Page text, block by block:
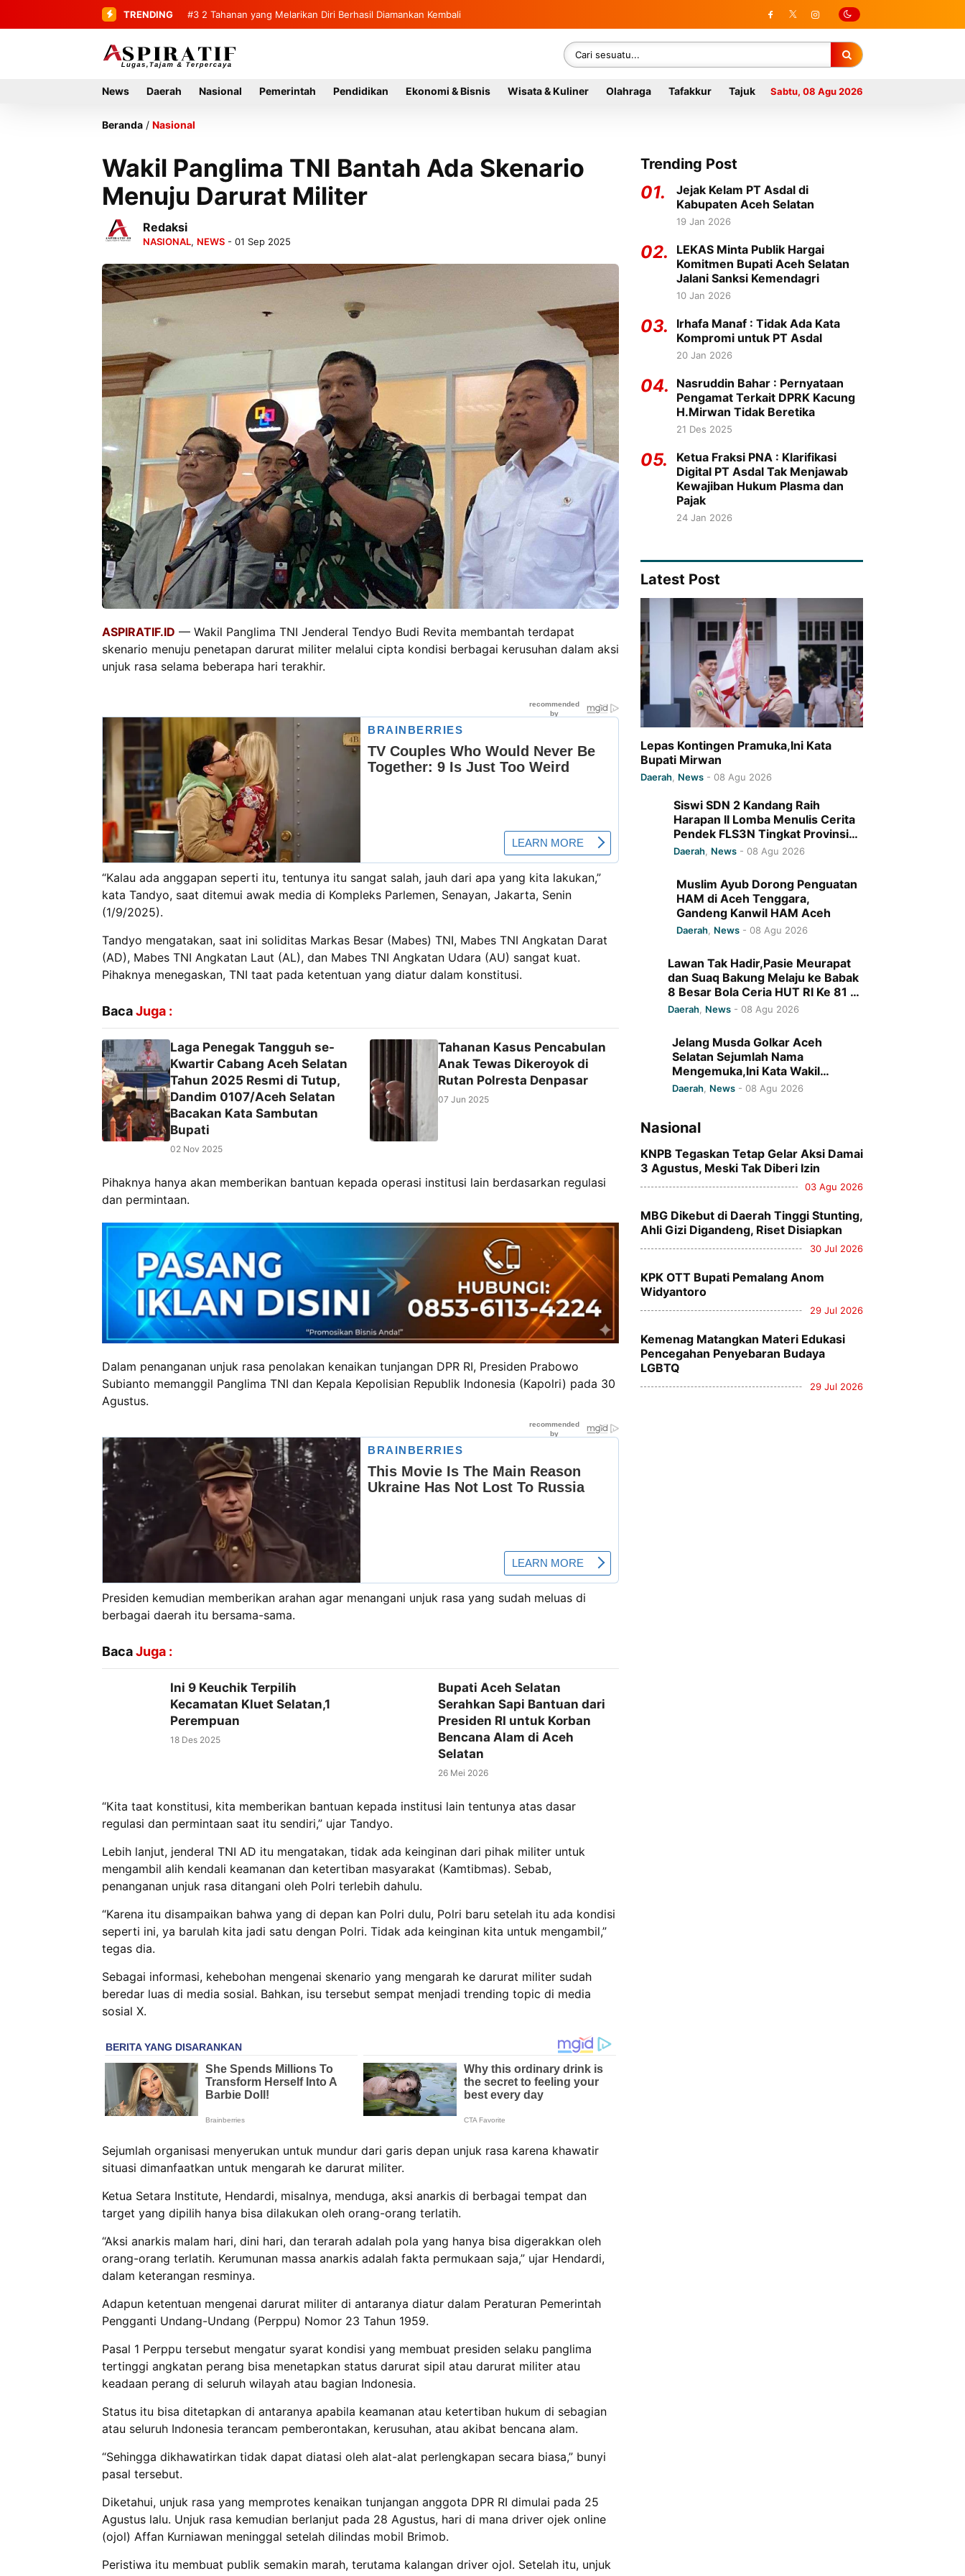
TRENDING #4 Penemuan Mayat Tanpa Identitas Gegerkan Warga Indra Damai Kluet Selatan
News Daerah Nasional Pemerintah Pendidikan Ekonomi & Bisnis Wisata & Kuliner Olahraga Tafakkur Tajuk Sabtu, 08 Agu 2026
Beranda / Nasional
Wakil Panglima TNI Bantah Ada Skenario
Menuju Darurat Militer
Redaksi
NASIONAL, NEWS - 01 Sep 2025
ASPIRATIF.ID — Wakil Panglima TNI Jenderal Tendyo Budi Revita membantah terdapat
skenario menuju penetapan darurat militer melalui cipta kondisi berbagai kerusuhan dalam aksi
unjuk rasa selama beberapa hari terakhir.
“Kalau ada anggapan seperti itu, tentunya itu sangat salah, jauh dari apa yang kita lakukan,”
kata Tandyo, saat ditemui awak media di Kompleks Parlemen, Senayan, Jakarta, Senin
(1/9/2025).
Tandyo mengatakan, saat ini soliditas Markas Besar (Mabes) TNI, Mabes TNI Angkatan Darat
(AD), Mabes TNI Angkatan Laut (AL), dan Mabes TNI Angkatan Udara (AU) sangat kuat.
Pihaknya menegaskan, TNI taat pada ketentuan yang diatur dalam konstitusi.
BacaJuga :
Laga Penegak Tangguh se-
Kwartir Cabang Aceh Selatan
Tahun 2025 Resmi di Tutup,
Dandim 0107/Aceh Selatan
Bacakan Kata Sambutan
Bupati
02 Nov 2025
Tahanan Kasus Pencabulan
Anak Tewas Dikeroyok di
Rutan Polresta Denpasar
07 Jun 2025
Pihaknya hanya akan memberikan bantuan kepada operasi institusi lain berdasarkan regulasi
dan permintaan.
Dalam penanganan unjuk rasa penolakan kenaikan tunjangan DPR RI, Presiden Prabowo
Subianto memanggil Panglima TNI dan Kepala Kepolisian Republik Indonesia (Kapolri) pada 30
Agustus.
Presiden kemudian memberikan arahan agar menangani unjuk rasa yang sudah meluas di
berbagai daerah itu bersama-sama.
BacaJuga :
Ini 9 Keuchik Terpilih
Kecamatan Kluet Selatan,1
Perempuan
18 Des 2025
Bupati Aceh Selatan
Serahkan Sapi Bantuan dari
Presiden RI untuk Korban
Bencana Alam di Aceh
Selatan
26 Mei 2026
“Kita taat konstitusi, kita memberikan bantuan kepada institusi lain tentunya atas dasar
regulasi dan permintaan saat itu sendiri,” ujar Tandyo.
Lebih lanjut, jenderal TNI AD itu mengatakan, tidak ada keinginan dari pihak militer untuk
mengambil alih kendali keamanan dan ketertiban masyarakat (Kamtibmas). Sebab,
penanganan unjuk rasa ditangani oleh Polri terlebih dahulu.
“Karena itu disampaikan bahwa yang di depan kan Polri dulu, Polri baru setelah itu ada kondisi
seperti ini, ya barulah kita jadi satu dengan Polri. Tidak ada keinginan kita untuk mengambil,”
tegas dia.
Sebagai informasi, kehebohan mengenai skenario yang mengarah ke darurat militer sudah
beredar luas di media sosial. Bahkan, isu tersebut sempat menjadi trending topic di media
sosial X.
Sejumlah organisasi menyerukan untuk mundur dari garis depan unjuk rasa karena khawatir
situasi dimanfaatkan untuk mengarah ke darurat militer.
Ketua Setara Institute, Hendardi, misalnya, menduga, aksi anarkis di berbagai tempat dan
target yang dipilih hanya bisa dilakukan oleh orang-orang terlatih.
“Aksi anarkis malam hari, dini hari, dan terarah adalah pola yang hanya bisa digerakkan oleh
orang-orang terlatih. Kerumunan massa anarkis adalah fakta permukaan saja,” ujar Hendardi,
dalam keterangan resminya.
Adapun ketentuan mengenai darurat militer di antaranya diatur dalam Peraturan Pemerintah
Pengganti Undang-Undang (Perppu) Nomor 23 Tahun 1959.
Pasal 1 Perppu tersebut mengatur syarat kondisi yang membuat presiden selaku panglima
tertinggi angkatan perang bisa menetapkan status darurat sipil atau darurat militer atau
keadaan perang di seluruh wilayah atau bagian Indonesia.
Status itu bisa ditetapkan di antaranya apabila keamanan atau ketertiban hukum di sebagian
atau seluruh Indonesia terancam pemberontakan, kerusuhan, atau akibat bencana alam.
“Sehingga dikhawatirkan tidak dapat diatasi oleh alat-alat perlengkapan secara biasa,” bunyi
pasal tersebut.
Diketahui, unjuk rasa yang memprotes kenaikan tunjangan anggota DPR RI dimulai pada 25
Agustus lalu. Unjuk rasa kemudian berlanjut pada 28 Agustus, hari di mana driver ojek online
(ojol) Affan Kurniawan meninggal setelah dilindas mobil Brimob.
Peristiwa itu membuat publik semakin marah, terutama kalangan driver ojol. Setelah itu, unjuk
Trending Post
01.
Jejak Kelam PT Asdal di
Kabupaten Aceh Selatan
19 Jan 2026
02.
LEKAS Minta Publik Hargai
Komitmen Bupati Aceh Selatan
Jalani Sanksi Kemendagri
10 Jan 2026
03.
Irhafa Manaf : Tidak Ada Kata
Kompromi untuk PT Asdal
20 Jan 2026
04.
Nasruddin Bahar : Pernyataan
Pengamat Terkait DPRK Kacung
H.Mirwan Tidak Beretika
21 Des 2025
05.
Ketua Fraksi PNA : Klarifikasi
Digital PT Asdal Tak Menjawab
Kewajiban Hukum Plasma dan
Pajak
24 Jan 2026
Latest Post
Lepas Kontingen Pramuka,Ini Kata
Bupati Mirwan
Daerah News - 08 Agu 2026
Siswi SDN 2 Kandang Raih
Harapan II Lomba Menulis Cerita
Pendek FLS3N Tingkat Provinsi
Aceh
Daerah News -08 Agu 2026
Muslim Ayub Dorong Penguatan
HAM di Aceh Tenggara,
Gandeng Kanwil HAM Aceh
Daerah News -08 Agu 2026
Lawan Tak Hadir,Pasie Meurapat
dan Suaq Bakung Melaju ke Babak
8 Besar Bola Ceria HUT RI Ke 81
Kecamatan Kluet Selatan Tahun
Daerah, News- 08 Agu 2026
Jelang Musda Golkar Aceh
Selatan Sejumlah Nama
Mengemuka,Ini Kata Wakil
Sekretaris DPD I Golkar Aceh
Daerah, News- 08 Agu 2026
Nasional
KNPB Tegaskan Tetap Gelar Aksi Damai
3 Agustus, Meski Tak Diberi Izin
03 Agu 2026
MBG Dikebut di Daerah Tinggi Stunting,
Ahli Gizi Digandeng, Riset Disiapkan
30 Jul 2026
KPK OTT Bupati Pemalang Anom
Widyantoro
29 Jul 2026
Kemenag Matangkan Materi Edukasi
Pencegahan Penyebaran Budaya
LGBTQ
29 Jul 2026